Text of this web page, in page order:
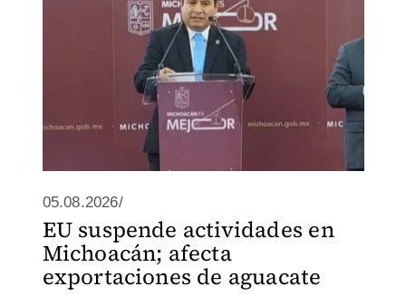
05.08.2026/
EU suspende actividades en
Michoacán; afecta
exportaciones de aguacate